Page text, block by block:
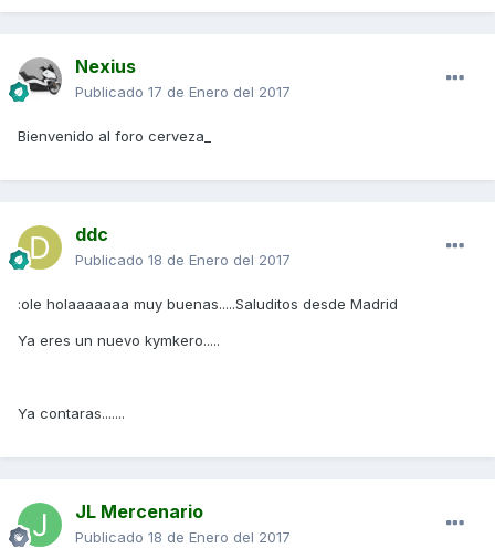
Nexius
Publicado 17 de Enero del 2017
Bienvenido al foro cerveza_
ddc
Publicado 18 de Enero del 2017
:ole holaaaaaaa muy buenas.....Saluditos desde Madrid
Ya eres un nuevo kymkero.....
Ya contaras.......
JL Mercenario
Publicado 18 de Enero del 2017